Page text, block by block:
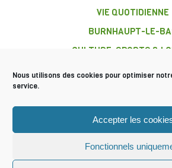
Nous utilisons des cookies pour optimiser
service.
Accepter les
Fonctionnels
LE-
VIE QUOTIDIENNE
BURNHAUPT-LE-
CULTURE, SPORTS &
LIENS UTILES
Mentions